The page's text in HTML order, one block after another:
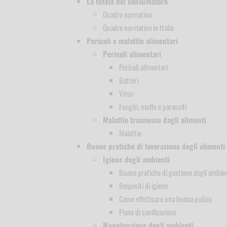
Quadro normativo
Quadro normativo in Italia
Pericoli e malattie alimentari
Pericoli alimentari
Pericoli alimentari
Batteri
Virus
Funghi, muffe e parassiti
Malattie trasmesse dagli alimenti
Malattie
Buone pratiche di lavorazione degli alimenti
Igiene degli ambienti
Buone pratiche di gestione degli
Requisiti di igiene
Come effettuare una buona pulizia
Piano di sanificazione
Manutenzione degli ambienti